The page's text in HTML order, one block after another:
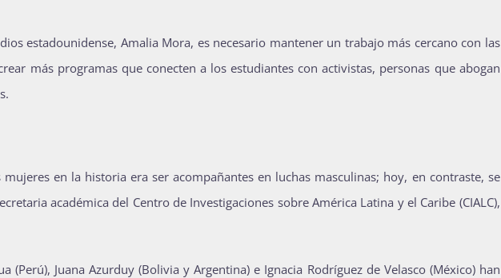
estadounidense, Amalia Mora, es necesario mantener un trabajo más cercano con las
más programas que conecten a los estudiantes con activistas, personas que abogan
en la historia era ser acompañantes en luchas masculinas; hoy, en contraste, se
académica del Centro de Investigaciones sobre América Latina y el Caribe (CIALC),
(Perú), Juana Azurduy (Bolivia y Argentina) e Ignacia Rodríguez de Velasco (México) han